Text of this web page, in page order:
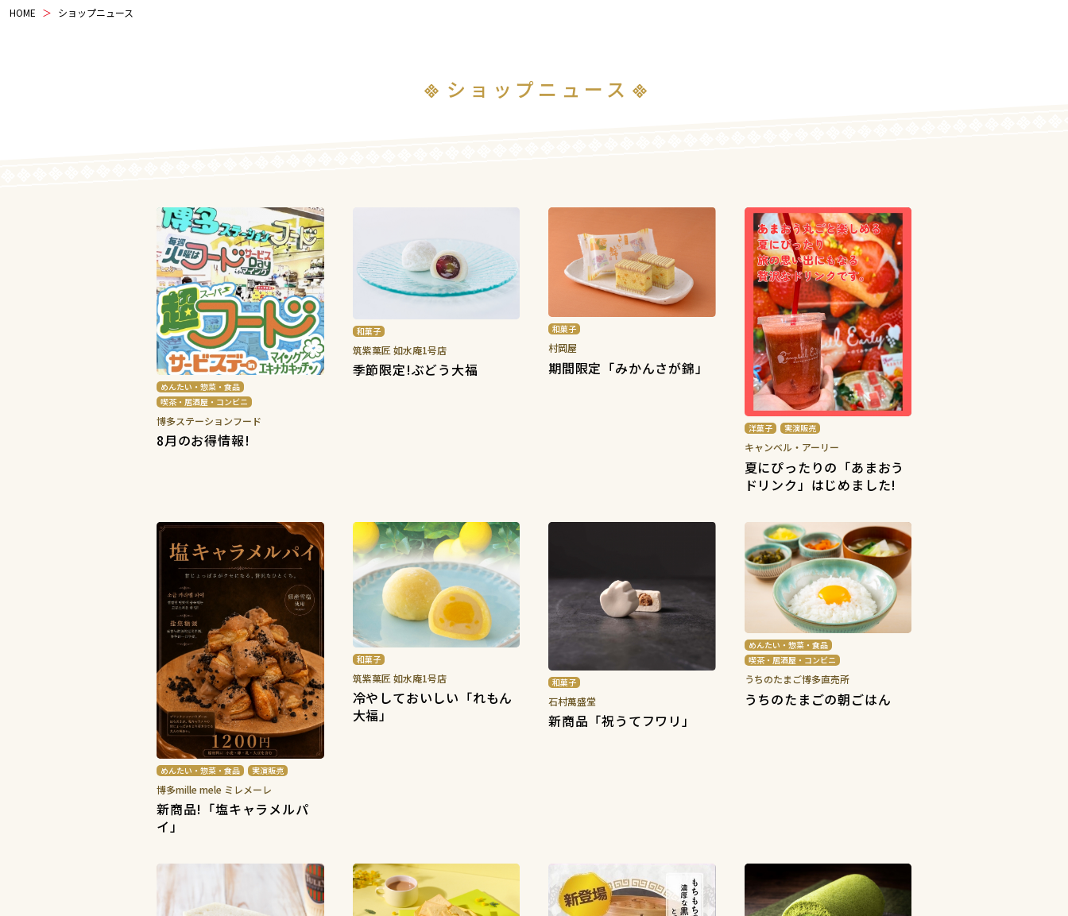
HOME ショップニュース
ショップニュース
めんたい・惣菜・食品
喫茶・居酒屋・コンビニ
博多ステーションフード
8月のお得情報!
和菓子
筑紫菓匠 如水庵1号店
季節限定!ぶどう大福
和菓子
村岡屋
期間限定「みかんさが錦」
洋菓子 実演販売
キャンベル・アーリー
夏にぴったりの「あまおう
ドリンク」はじめました!
めんたい・惣菜・食品 実演販売
博多mille mele ミレメーレ
新商品!「塩キャラメルパ
イ」
和菓子
筑紫菓匠 如水庵1号店
冷やしておいしい「れもん
大福」
和菓子
石村萬盛堂
新商品「祝うてフワリ」
めんたい・惣菜・食品
喫茶・居酒屋・コンビニ
うちのたまご博多直売所
うちのたまごの朝ごはん